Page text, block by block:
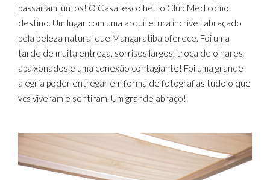
passariam juntos! O Casal escolheu o Club Med como
destino. Um lugar com uma arquitetura incrível, abraçado
pela beleza natural que Mangaratiba oferece. Foi uma
tarde de muita entrega, sorrisos largos, troca de olhares
apaixonados e uma conexão contagiante! Foi uma grande
alegria poder entregar em forma de fotografias tudo o que
vcs viveram e sentiram. Um grande abraço!